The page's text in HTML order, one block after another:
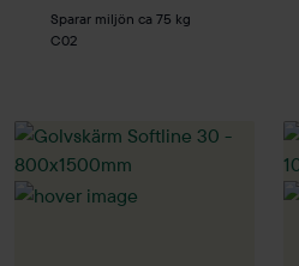
Sparar miljön ca 75 kg
C02